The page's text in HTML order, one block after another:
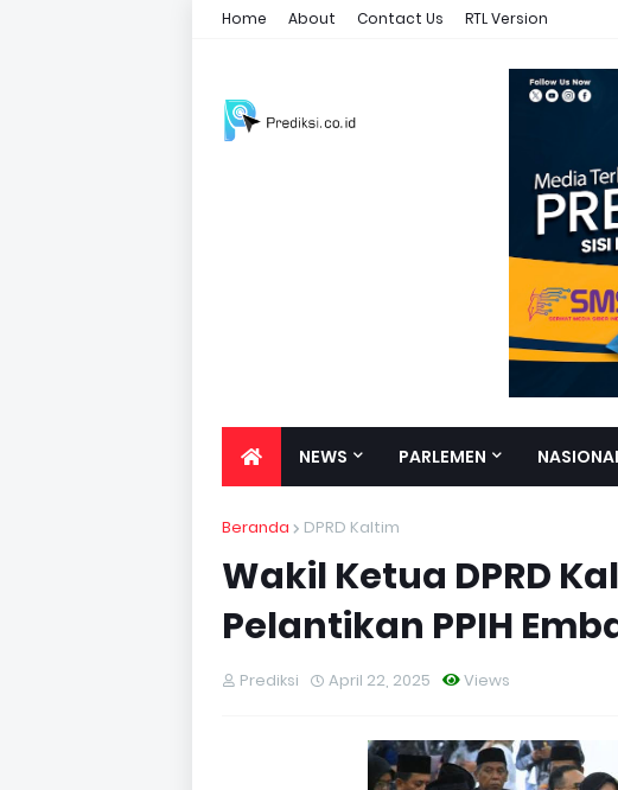
Home About Contact Us RTL Version
NEWS PARLEMEN
Beranda DPRD Kaltim
Wakil Ketua DPRD
Pelantikan PPIH
Prediksi Views
April 22, 2025